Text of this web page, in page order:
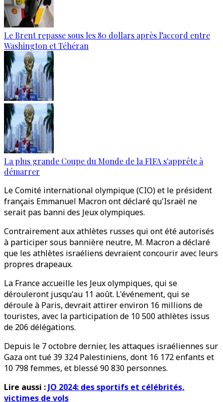
Le Brent repasse sous les 80 dollars après l’accord entre
Washington et Téhéran
La plus grande Coupe du Monde de la FIFA s'apprête à
démarrer
Le Comité international olympique (CIO) et le président
français Emmanuel Macron ont déclaré qu'Israël ne
serait pas banni des Jeux olympiques.
Contrairement aux athlètes russes qui ont été autorisés
à participer sous bannière neutre, M. Macron a déclaré
que les athlètes israéliens devraient concourir avec leurs
propres drapeaux.
La France accueille les Jeux olympiques, qui se
dérouleront jusqu'au 11 août. L'événement, qui se
déroule à Paris, devrait attirer environ 16 millions de
touristes, avec la participation de 10 500 athlètes issus
de 206 délégations.
Depuis le 7 octobre dernier, les attaques israéliennes sur
Gaza ont tué 39 324 Palestiniens, dont 16 172 enfants et
10 798 femmes, et blessé 90 830 personnes.
Lire aussi : JO 2024: des sportifs et célébrités,
victimes de vols